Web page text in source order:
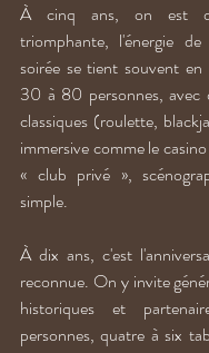
À cinq ans, on est
triomphante, l'énergie
soirée se tient souvent
30 à 80 personnes, avec
classiques (roulette,
immersive comme le
« club privé »,
simple.
À dix ans, c'est
reconnue. On y invite
historiques et
personnes, quatre à six